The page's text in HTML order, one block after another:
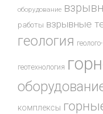
оборудование
работы взрывные
геология
геотехнология
комплексы